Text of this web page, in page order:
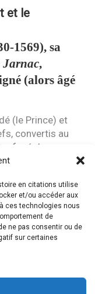
en citations utilise
et/ou accéder aux
ces technologies nous
de
ne pas consentir ou de
sur certaines
et le
1569), sa
Jarnac,
(alors âgé
(le Prince) et
convertis au
de
(1560).
place forte
sur ses
par un cheval.
(frère du
le capitaine